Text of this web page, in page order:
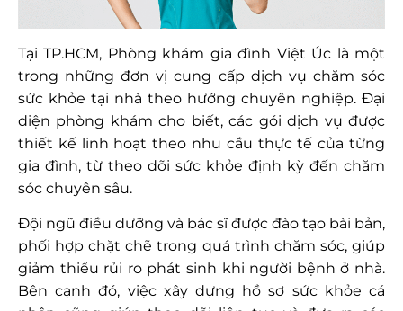
Tại TP.HCM, Phòng khám gia đình Việt Úc là một
trong những đơn vị cung cấp dịch vụ chăm sóc
sức khỏe tại nhà theo hướng chuyên nghiệp. Đại
diện phòng khám cho biết, các gói dịch vụ được
thiết kế linh hoạt theo nhu cầu thực tế của từng
gia đình, từ theo dõi sức khỏe định kỳ đến chăm
sóc chuyên sâu.
Đội ngũ điều dưỡng và bác sĩ được đào tạo bài bản,
phối hợp chặt chẽ trong quá trình chăm sóc, giúp
giảm thiểu rủi ro phát sinh khi người bệnh ở nhà.
Bên cạnh đó, việc xây dựng hồ sơ sức khỏe cá